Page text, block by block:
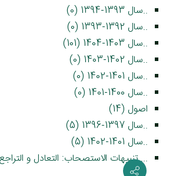
..سال 1393-1394 (0)
..سال 1392-1393 (0)
..سال 1403-1404 (101)
..سال 1402-1403 (0)
..سال 1401-1402 (0)
..سال 1400-1401 (0)
اصول (14)
..سال 1397-1396 (5)
..سال 1401-1402 (5)
....تنبیهات الاستصحاب: التعادل و التراجع